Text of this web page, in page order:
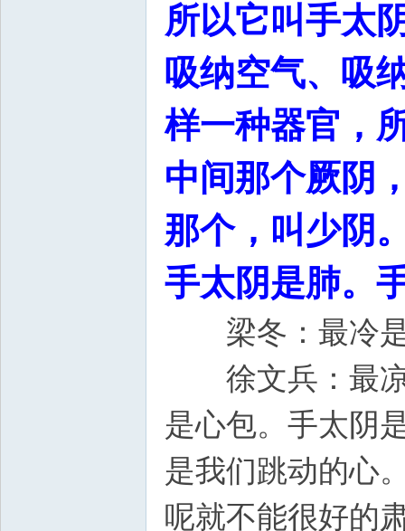
所以它叫手太
吸纳空气、吸
样一种器官，
中间那个厥阴
那个，叫少阴
手太阴是肺。
梁冬：最冷
徐文兵：最凉
是心包。手太阴
是我们跳动的心
呢就不能很好的